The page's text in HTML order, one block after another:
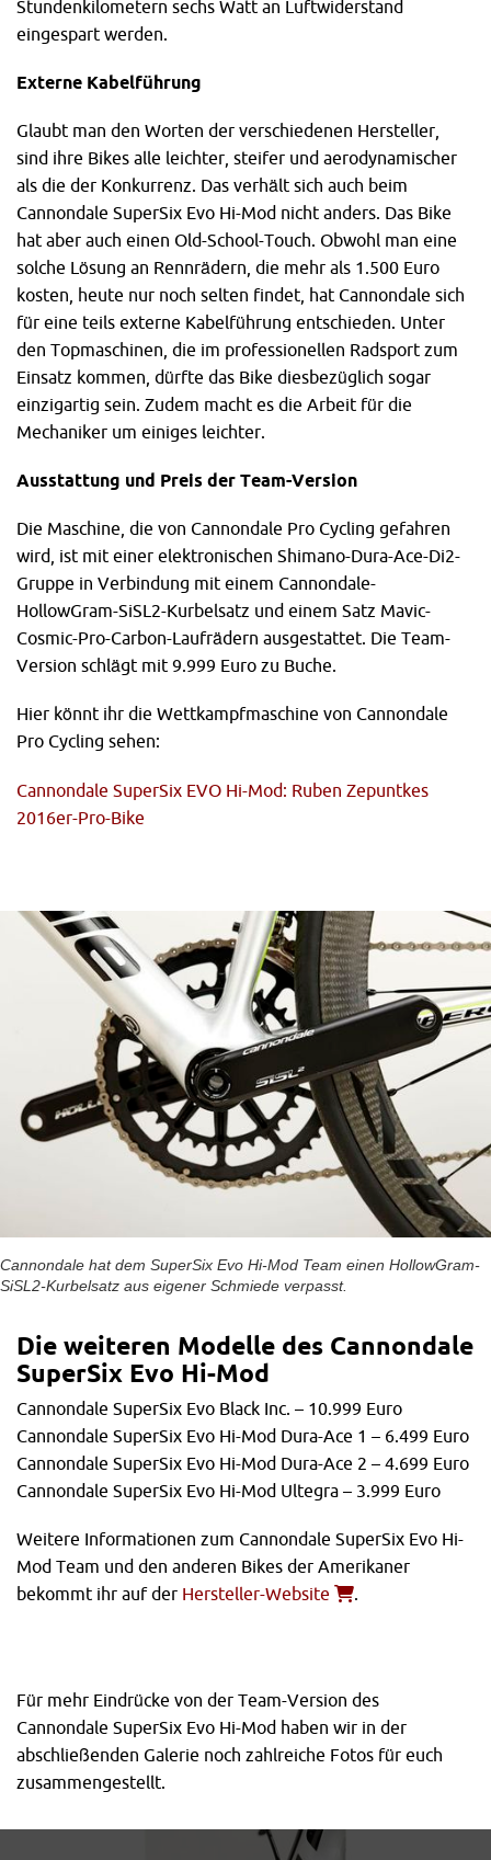
Stundenkilometern sechs Watt an Luftwiderstand
eingespart werden.
Externe Kabelführung
Glaubt man den Worten der verschiedenen Hersteller,
sind ihre Bikes alle leichter, steifer und aerodynamischer
als die der Konkurrenz. Das verhält sich auch beim
Cannondale SuperSix Evo Hi-Mod nicht anders. Das Bike
hat aber auch einen Old-School-Touch. Obwohl man eine
solche Lösung an Rennrädern, die mehr als 1.500 Euro
kosten, heute nur noch selten findet, hat Cannondale sich
für eine teils externe Kabelführung entschieden. Unter
den Topmaschinen, die im professionellen Radsport zum
Einsatz kommen, dürfte das Bike diesbezüglich sogar
einzigartig sein. Zudem macht es die Arbeit für die
Mechaniker um einiges leichter.
Ausstattung und Preis der Team-Version
Die Maschine, die von Cannondale Pro Cycling gefahren
wird, ist mit einer elektronischen Shimano-Dura-Ace-Di2-
Gruppe in Verbindung mit einem Cannondale-
HollowGram-SiSL2-Kurbelsatz und einem Satz Mavic-
Cosmic-Pro-Carbon-Laufrädern ausgestattet. Die Team-
Version schlägt mit 9.999 Euro zu Buche.
Hier könnt ihr die Wettkampfmaschine von Cannondale
Pro Cycling sehen:
Cannondale SuperSix EVO Hi-Mod: Ruben Zepuntkes
2016er-Pro-Bike
Cannondale hat dem SuperSix Evo Hi-Mod Team einen HollowGram-
SiSL2-Kurbelsatz aus eigener Schmiede verpasst.
Die weiteren Modelle des Cannondale
SuperSix Evo Hi-Mod
Cannondale SuperSix Evo Black Inc. – 10.999 Euro
Cannondale SuperSix Evo Hi-Mod Dura-Ace 1 – 6.499 Euro
Cannondale SuperSix Evo Hi-Mod Dura-Ace 2 – 4.699 Euro
Cannondale SuperSix Evo Hi-Mod Ultegra – 3.999 Euro
Weitere Informationen zum Cannondale SuperSix Evo Hi-
Mod Team und den anderen Bikes der Amerikaner
bekommt ihr auf der Hersteller-Website .
Für mehr Eindrücke von der Team-Version des
Cannondale SuperSix Evo Hi-Mod haben wir in der
abschließenden Galerie noch zahlreiche Fotos für euch
zusammengestellt.